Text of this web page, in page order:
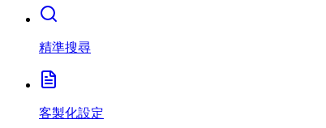
精準搜尋
客製化設定